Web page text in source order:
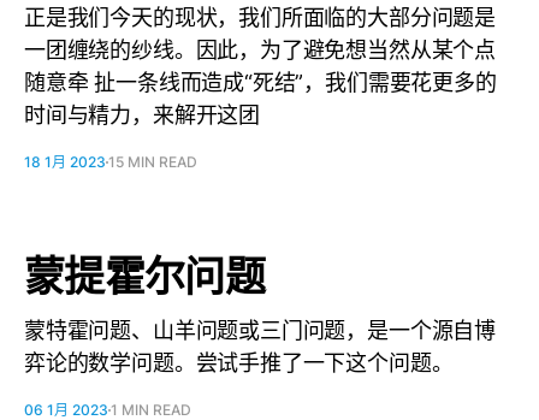
正是我们今天的现状，我们所面临的大部分问题是
一团缠绕的纱线。因此，为了避免想当然从某个点
随意牵 扯一条线而造成“死结”，我们需要花更多的
时间与精力，来解开这团
18 1月 2023 15 MIN READ
蒙提霍尔问题
蒙特霍问题、山羊问题或三门问题，是一个源自博
弈论的数学问题。尝试手推了一下这个问题。
06 1月 2023 1 MIN READ